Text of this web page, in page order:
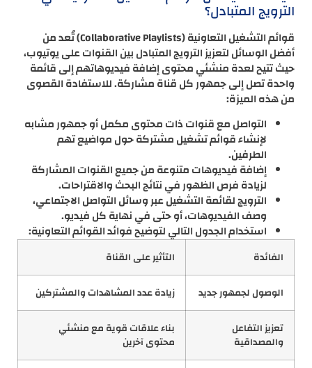
الترويج المتبادل؟
قوائم التشغيل التعاونية (Collaborative Playlists) تُعد من
أفضل الوسائل لتعزيز الترويج المتبادل بين القنوات على يوتيوب،
حيث تتيح لعدة منشئي محتوى إضافة فيديوهاتهم إلى قائمة
واحدة تصل إلى جمهور كل قناة مشاركة. للاستفادة القصوى
من هذه الميزة:
التواصل مع قنوات ذات محتوى مكمل أو جمهور مشابه
لإنشاء قوائم تشغيل مشتركة حول مواضيع تهم
الطرفين.
إضافة فيديوهات متنوعة من جميع القنوات المشاركة
لزيادة فرص الظهور في نتائج البحث والاقتراحات.
الترويج لقائمة التشغيل عبر وسائل التواصل الاجتماعي،
وصف الفيديوهات، أو حتى في نهاية كل فيديو.
استخدام الجدول التالي لتوضيح فوائد القوائم التعاونية:
الفائدة التأثير على القناة
الوصول لجمهور جديد زيادة عدد المشاهدات والمشتركين
تعزيز التفاعل
والمصداقية
بناء علاقات قوية مع منشئي
محتوى آخرين